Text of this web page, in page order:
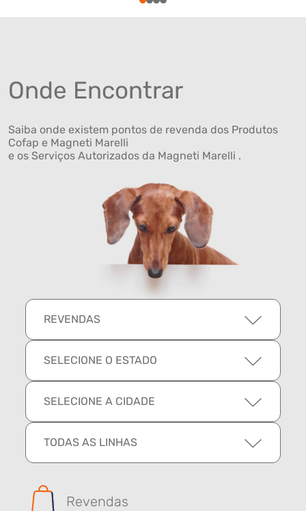
1234
Onde Encontrar
Saiba onde existem pontos de revenda dos Produtos
Cofap e Magneti Marelli
e os Serviços Autorizados da Magneti Marelli .
REVENDAS
SELECIONE O ESTADO
SELECIONE A CIDADE
TODAS AS LINHAS
Revendas